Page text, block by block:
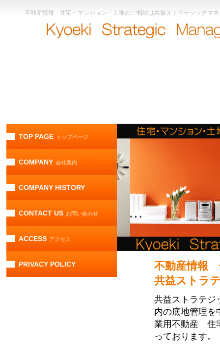
不動産情報 住宅・マンション・土地のご相談は共益ストラテジックマ
不動産情報
共益ストラ
共益ストラテジ
内の底地管理
業用不動産 住
っております。
TOP PAGE トップページ
COMPANY 会社案内
COMPANY HISTORY
CONTACT US お問い合わせ
ACCESS アクセス
PRIVACY POLICY